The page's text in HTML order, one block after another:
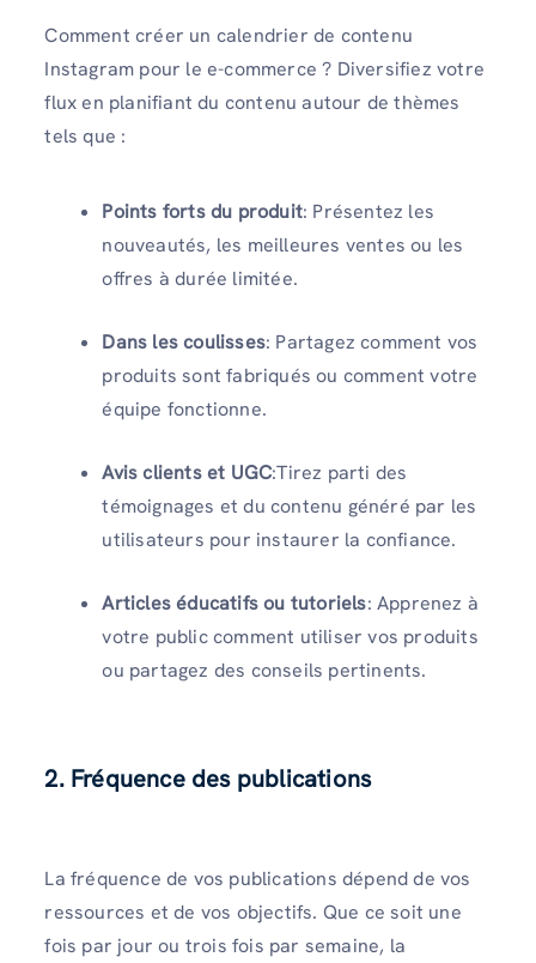
Comment créer un calendrier de contenu
Instagram pour le e-commerce ? Diversifiez votre
flux en planifiant du contenu autour de thèmes
tels que :
Points forts du produit: Présentez les
nouveautés, les meilleures ventes ou les
offres à durée limitée.
Dans les coulisses: Partagez comment vos
produits sont fabriqués ou comment votre
équipe fonctionne.
Avis clients et UGC:Tirez parti des
témoignages et du contenu généré par les
utilisateurs pour instaurer la confiance.
Articles éducatifs ou tutoriels: Apprenez à
votre public comment utiliser vos produits
ou partagez des conseils pertinents.
2. Fréquence des publications
La fréquence de vos publications dépend de vos
ressources et de vos objectifs. Que ce soit une
fois par jour ou trois fois par semaine, la